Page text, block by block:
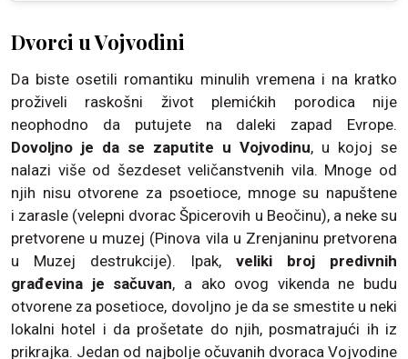
Dvorci u Vojvodini
Da biste osetili romantiku minulih vremena i na kratko
proživeli raskošni život plemićkih porodica nije
neophodno da putujete na daleki zapad Evrope.
Dovoljno je da se zaputite u Vojvodinu, u kojoj se
nalazi više od šezdeset veličanstvenih vila. Mnoge od
njih nisu otvorene za psoetioce, mnoge su napuštene
i zarasle (velepni dvorac Špicerovih u Beočinu), a neke su
pretvorene u muzej (Pinova vila u Zrenjaninu pretvorena
u Muzej destrukcije). Ipak, veliki broj predivnih
građevina je sačuvan, a ako ovog vikenda ne budu
otvorene za posetioce, dovoljno je da se smestite u neki
lokalni hotel i da prošetate do njih, posmatrajući ih iz
prikrajka. Jedan od najbolje očuvanih dvoraca Vojvodine